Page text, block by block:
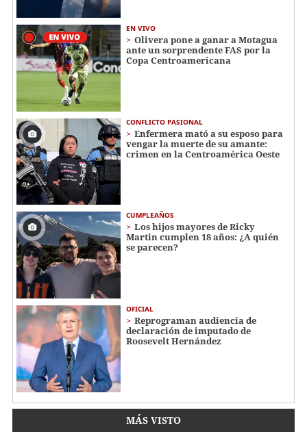
EN VIVO
Olivera pone a ganar a Motagua
ante un sorprendente FAS por la
Copa Centroamericana
CONFLICTO PASIONAL
Enfermera mató a su esposo para
vengar la muerte de su amante:
crimen en la Centroamérica Oeste
CUMPLEAÑOS
Los hijos mayores de Ricky
Martin cumplen 18 años: ¿A quién
se parecen?
OFICIAL
Reprograman audiencia de
declaración de imputado de
Roosevelt Hernández
MÁS VISTO